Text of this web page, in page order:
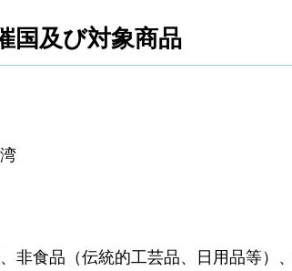
国及び対象商品
非食品（伝統的工芸品、日用品等）